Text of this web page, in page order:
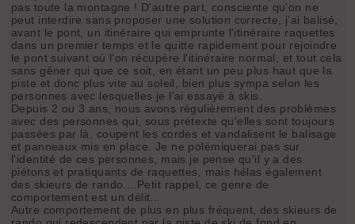
pas toute la montagne ! D'autre part, consciente qu'on ne
peut interdire sans proposer une solution correcte, j'ai balisé,
avant le pont, un itinéraire qui emprunte l'itinéraire raquettes
dans un premier temps et le quitte rapidement pour rejoindre
le pont suivant où l'on récupère l'itinéraire normal, et tout cela
sans gêner qui que ce soit, en étant un peu plus haut que la
piste et donc plus vite au soleil, bien plus sympa selon les
personnes avec lesquelles je l'ai essayé à skis.
Depuis 2 ou 3 ans, nous avons régulièrement des problèmes
avec des personnes qui, sous prétexte qu'elles sont toujours
passées par là, coupent les cordes et vandalisent le balisage
et panneaux mis en place. Je ne polémiquerai pas sur
l'identité de ces personnes, mais je pense qu'il y a des
piétons et pratiquants de raquettes, mais hélas également
des skieurs de rando....Petit rappel, ce genre de
comportement est un délit...
Autre comportement de plus en plus fréquent, des skieurs de